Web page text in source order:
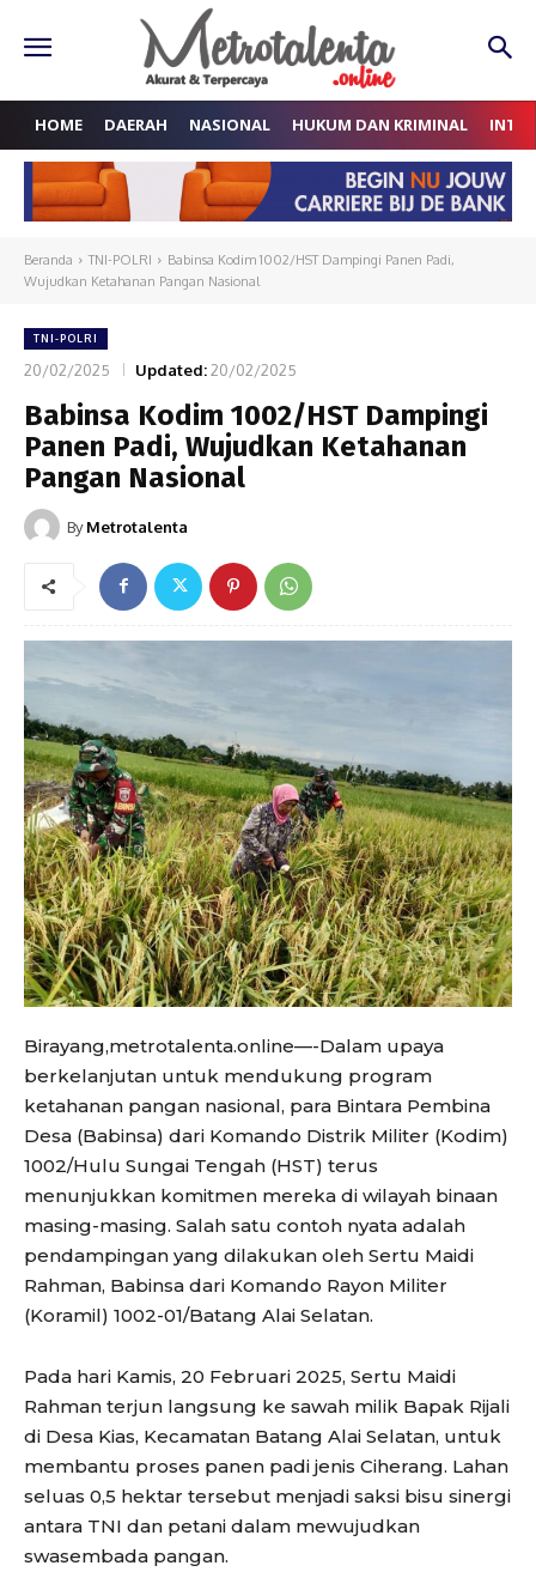
HOME DAERAH NASIONAL HUKUM DAN KRIMINAL
Beranda TNI-POLRI
Babinsa Kodim 1002/HST Dampingi Panen Padi,
Wujudkan Ketahanan Pangan Nasional
TNI-POLRI
20/02/2025 Updated:20/02/2025
Babinsa Kodim 1002/HST Dampingi
Panen Padi, Wujudkan Ketahanan
Pangan Nasional
By Metrotalenta
Birayang,metrotalenta.online—-Dalam upaya
berkelanjutan untuk mendukung program
ketahanan pangan nasional, para Bintara Pembina
Desa (Babinsa) dari Komando Distrik Militer (Kodim)
1002/Hulu Sungai Tengah (HST) terus
menunjukkan komitmen mereka di wilayah binaan
masing-masing. Salah satu contoh nyata adalah
pendampingan yang dilakukan oleh Sertu Maidi
Rahman, Babinsa dari Komando Rayon Militer
(Koramil) 1002-01/Batang Alai Selatan.
Pada hari Kamis, 20 Februari 2025, Sertu Maidi
Rahman terjun langsung ke sawah milik Bapak Rijali
di Desa Kias, Kecamatan Batang Alai Selatan, untuk
membantu proses panen padi jenis Ciherang. Lahan
seluas 0,5 hektar tersebut menjadi saksi bisu sinergi
antara TNI dan petani dalam mewujudkan
swasembada pangan.